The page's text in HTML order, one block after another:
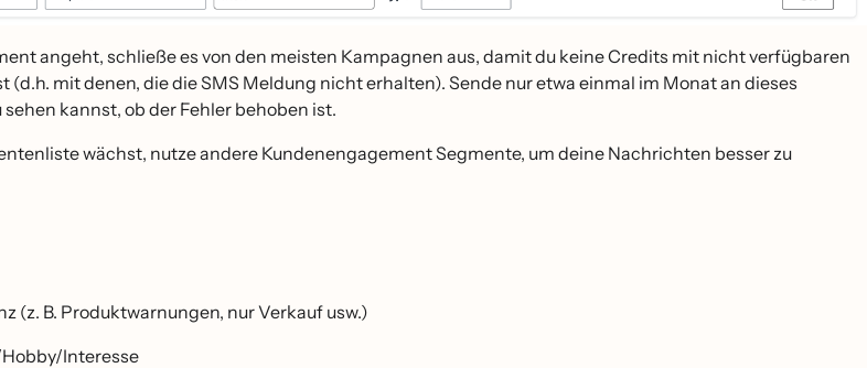
angeht, schließe es von den meisten Kampagnen aus, damit du keine Credits mit nicht verfügbaren
(d.h. mit denen, die die SMS Meldung nicht erhalten). Sende nur etwa einmal im Monat an dieses
kannst, ob der Fehler behoben ist.
wächst, nutze andere Kundenengagement Segmente, um deine Nachrichten besser zu
(z. B. Produktwarnungen, nur Verkauf usw.)
Interesse